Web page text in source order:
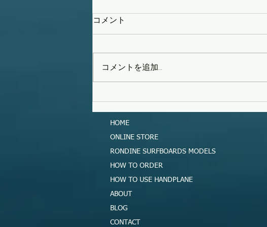
タイフーンスウェル
コメント
コメントを追加…
HOME
ONLINE STORE
RONDINE SURFBOARDS MODELS
HOW TO ORDER
HOW TO USE HANDPLANE
ABOUT
BLOG
CONTACT